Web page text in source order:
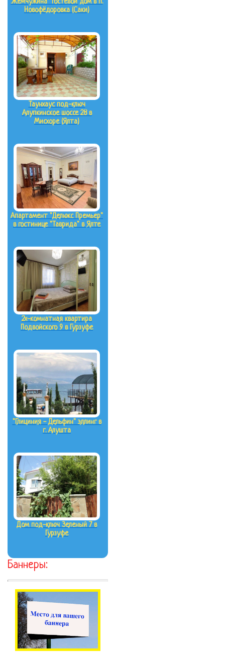
Новофёдоровка (Саки)
Таунхаус под-ключ
Алупкинское шоссе 28 в
Мисхоре (Ялта)
Апартамент "Делюкс Премьер"
в гостинице "Таврида" в Ялте
2х-комнатная квартира
Подвойского 9 в Гурзуфе
"Глициния - Дельфин" эллинг в
г. Алушта
Дом под-ключ Зеленый 7 в
Гурзуфе
Баннеры: